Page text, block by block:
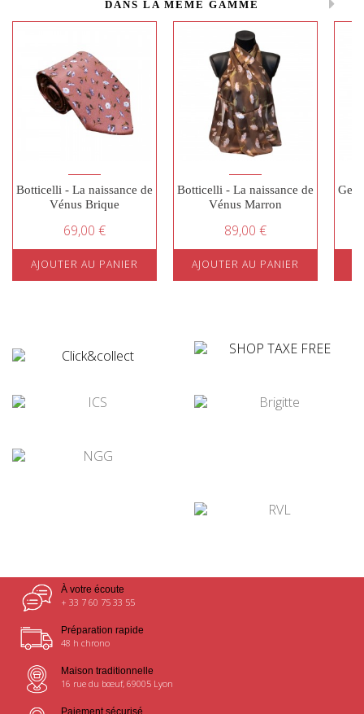
DANS LA MÊME GAMME
Botticelli - La naissance de
Vénus Brique
69,00 €
AJOUTER AU PANIER
Botticelli - La naissance de
Vénus Marron
89,00 €
AJOUTER AU PANIER
À votre écoute
+ 33 7 60 75 33 55
Préparation rapide
48 h chrono
Maison traditionnelle
16 rue du bœuf, 69005 Lyon